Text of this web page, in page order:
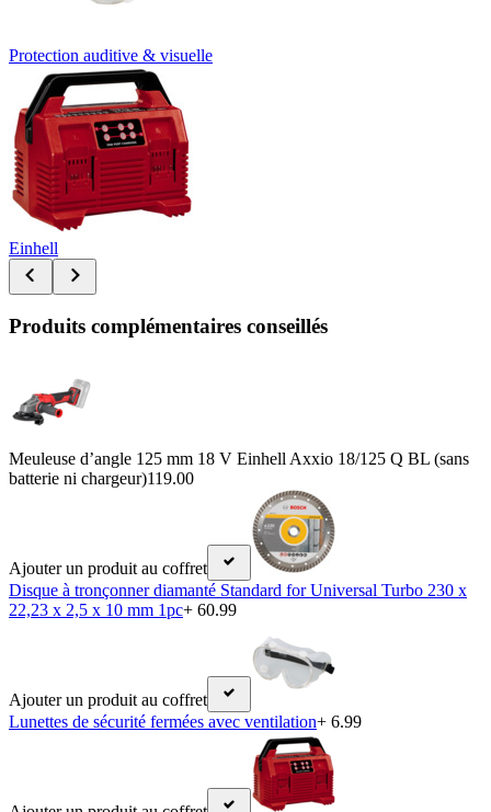
Protection auditive & visuelle
Einhell
Produits complémentaires conseillés
Meuleuse d’angle 125 mm 18 V Einhell Axxio 18/125 Q BL (sans
batterie ni chargeur)119.00
Ajouter un produit au coffret
Disque à tronçonner diamanté Standard for Universal Turbo 230 x
22,23 x 2,5 x 10 mm 1pc+ 60.99
Ajouter un produit au coffret
Lunettes de sécurité fermées avec ventilation+ 6.99